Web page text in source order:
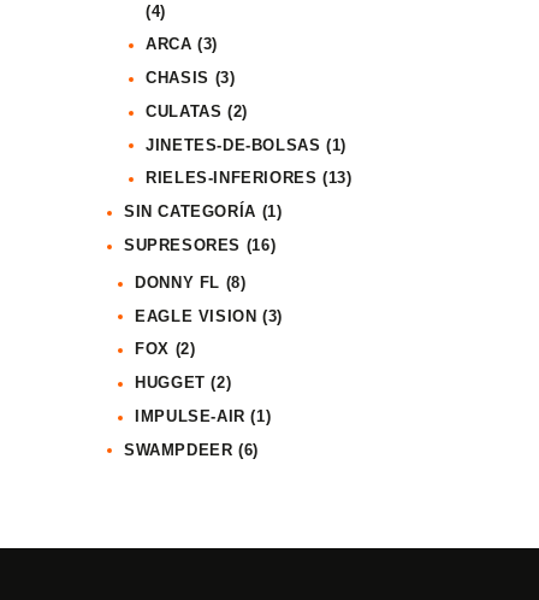
(4)
ARCA (3)
CHASIS (3)
CULATAS (2)
JINETES-DE-BOLSAS (1)
RIELES-INFERIORES (13)
SIN CATEGORÍA (1)
SUPRESORES (16)
DONNY FL (8)
EAGLE VISION (3)
FOX (2)
HUGGET (2)
IMPULSE-AIR (1)
SWAMPDEER (6)